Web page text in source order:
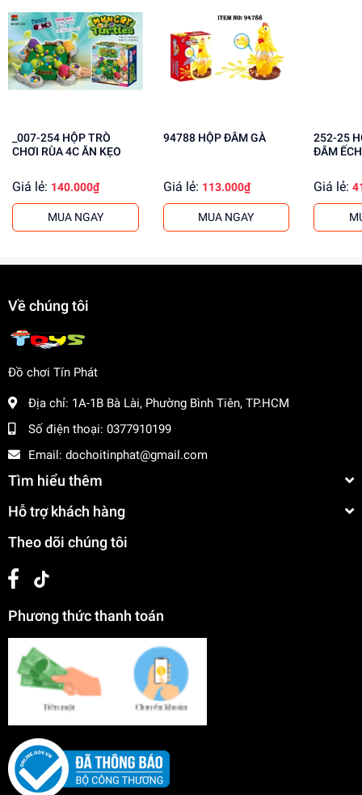
lớn
Lợi Ích Phát Triển
Phát triển tư duy logic và khả năng giải quyết vấn đề
Rèn luyện sự kiên nhẫn và tập trung
Mua ngay Hộp Trò Chơi Đâm Vịt 688E tại
dochoitinphat.com
buôn. Liên hệ ngay để biết thêm thông tin!
_007-254 HỘP TRÒ
CHƠI RÙA 4C ĂN KẸO
Giá lẻ: 140.000₫
MUA NGAY
94788 HỘP ĐÂM GÀ
Giá lẻ: 113.000₫
MUA NGAY
252-25 HỘP TRÒ CHƠI
ĐÂM ẾCH
Giá lẻ:
Về chúng tôi
Đồ chơi Tín Phát
Địa chỉ: 1A-1B Bà Lài, Phường Bình Tiên, TP.HCM
Số điện thoại: 0377910199
Email: dochoitinphat@gmail.com
Tìm hiểu thêm
Hỗ trợ khách hàng
Theo dõi chúng tôi
Phương thức thanh toán